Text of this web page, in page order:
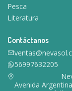
Pesca
Literatura
Contáctanos
56997632205
Avenida